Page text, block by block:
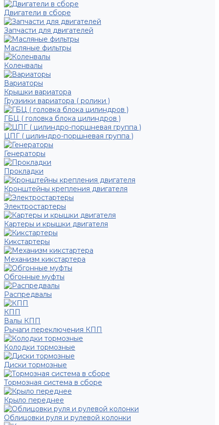
Двигатели в сборе
Запчасти для двигателей
Масляные фильтры
Коленвалы
Вариаторы
Крышки вариатора
Грузиики вариатора ( ролики )
ГБЦ ( головка блока цилиндров )
ЦПГ ( цилиндро-поршневая группа )
Генераторы
Прокладки
Кронштейны крепления двигателя
Электростартеры
Картеры и крышки двигателя
Кикстартеры
Механизм кикстартера
Обгонные муфты
Распредвалы
КПП
Валы КПП
Рычаги переключения КПП
Колодки тормозные
Диски тормозные
Тормозная система в сборе
Крыло переднее
Облицовки руля и рулевой колонки